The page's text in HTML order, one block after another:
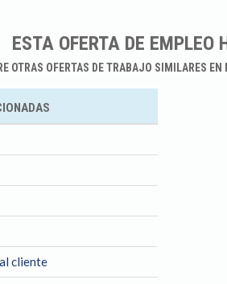
ESTA OFERTA DE EMPLEO
OTRAS OFERTAS DE TRABAJO SIMILARES EN
cliente